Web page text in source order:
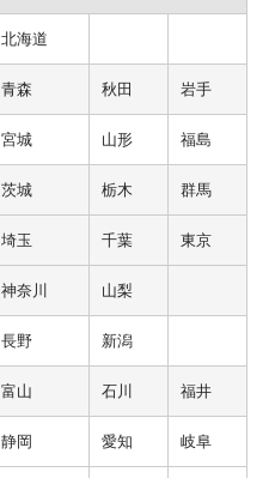
北海道
青森 秋田 岩手
宮城 山形 福島
茨城 栃木 群馬
埼玉 千葉 東京
神奈川 山梨
長野 新潟
富山 石川 福井
静岡 愛知 岐阜